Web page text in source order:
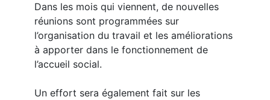
Dans les mois qui viennent, de nouvelles
réunions sont programmées sur
l’organisation du travail et les améliorations
à apporter dans le fonctionnement de
l’accueil social.
Un effort sera également fait sur les